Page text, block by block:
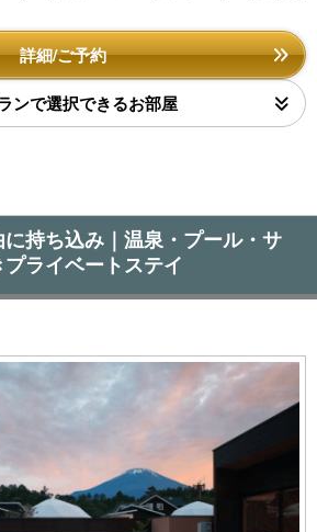
詳細/ご予約
ンで選択できるお部屋
に持ち込み｜温泉・プール・サ
ライベートステイ